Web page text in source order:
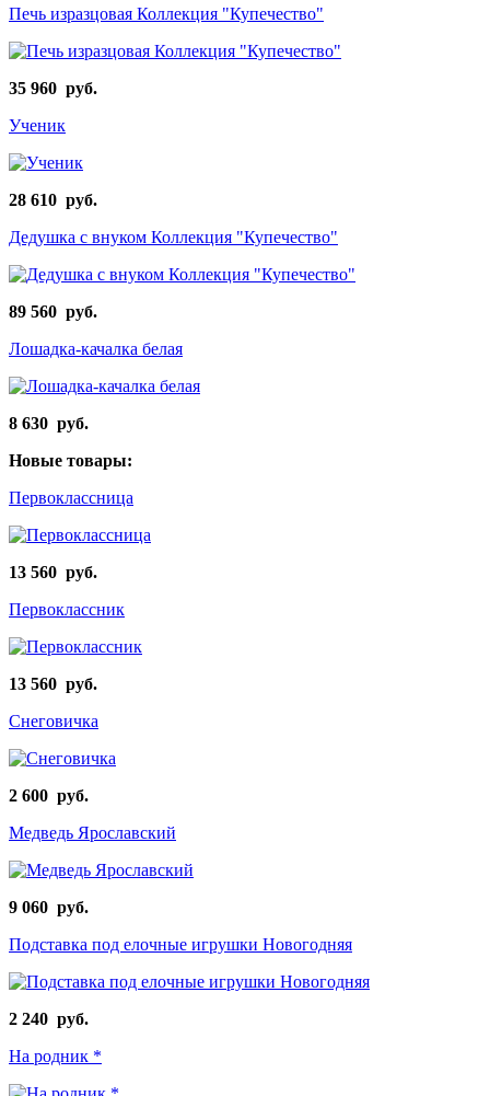
Печь изразцовая Коллекция "Купечество"
35 960 руб.
Ученик
28 610 руб.
Дедушка с внуком Коллекция "Купечество"
89 560 руб.
Лошадка-качалка белая
8 630 руб.
Новые товары:
Первоклассница
13 560 руб.
Первоклассник
13 560 руб.
Снеговичка
2 600 руб.
Медведь Ярославский
9 060 руб.
Подставка под елочные игрушки Новогодняя
2 240 руб.
На родник *